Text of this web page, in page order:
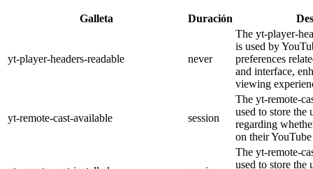
Galleta Duración
yt-player-headers-readable never
The yt-player-
is used by
preferences
and interface,
viewing
yt-remote-cast-available session
The yt-remote-
used to store the
regarding
on their
The yt-remote-
used to store the